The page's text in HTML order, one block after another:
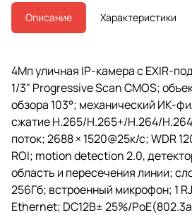
Описание Характеристики
4Мп уличная IP-камера с EXIR-
1/3" Progressive Scan CMOS;
обзора 103°; механический ИК-
сжатие H.265/H.265+/H.264/
поток; 2688 × 1520@25к/с; WDR
ROI; motion detection 2.0,
область и пересечения линии;
256Гб; встроенный микрофон; 1
Ethernet; DC12В± 25%/